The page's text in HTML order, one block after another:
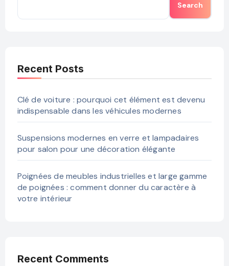
Search
Recent Posts
Clé de voiture : pourquoi cet élément est devenu
indispensable dans les véhicules modernes
Suspensions modernes en verre et lampadaires
pour salon pour une décoration élégante
Poignées de meubles industrielles et large gamme
de poignées : comment donner du caractère à
votre intérieur
Recent Comments